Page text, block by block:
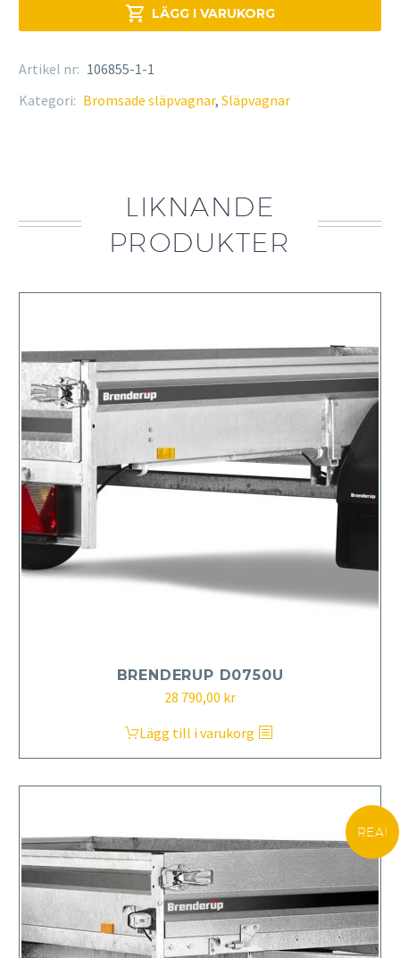
 LÄGG I VARUKORG
Artikel nr: 106855-1-1
Kategori: Bromsade släpvagnar, Släpvagnar
LIKNANDE
PRODUKTER
BRENDERUP D0750U
28 790,00 kr
Lägg till i varukorg
REA!